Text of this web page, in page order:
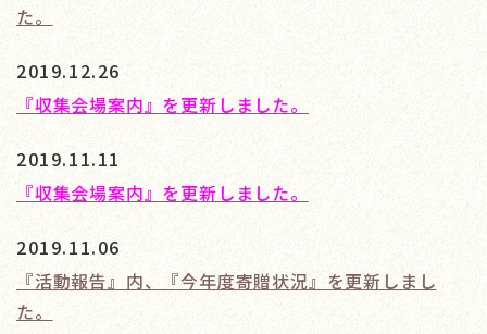
た。
2019.12.26
『収集会場案内』を更新しました。
2019.11.11
『収集会場案内』を更新しました。
2019.11.06
『活動報告』内、『今年度寄贈状況』を更新しまし
た。